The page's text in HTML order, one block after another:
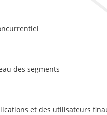
des segments
et des utilisateurs